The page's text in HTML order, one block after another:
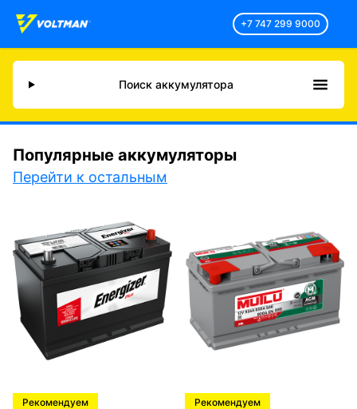
+7 747 299 9000
Поиск аккумулятора
Популярные аккумуляторы
Перейти к остальным
Рекомендуем Рекомендуем